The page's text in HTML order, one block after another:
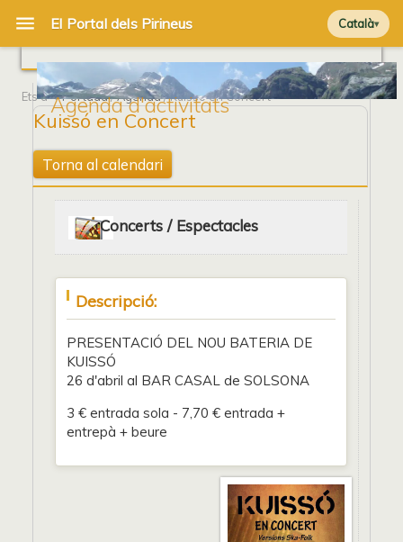
Català
Agenda d'activitats
Ets a Portada/Agenda/ Kuissó en Concert
Kuissó en Concert
Torna al calendari
Concerts / Espectacles
Descripció:
PRESENTACIÓ DEL NOU BATERIA DE
KUISSÓ
26 d'abril al BAR CASAL de SOLSONA
3 € entrada sola - 7,70 € entrada +
entrepà + beure